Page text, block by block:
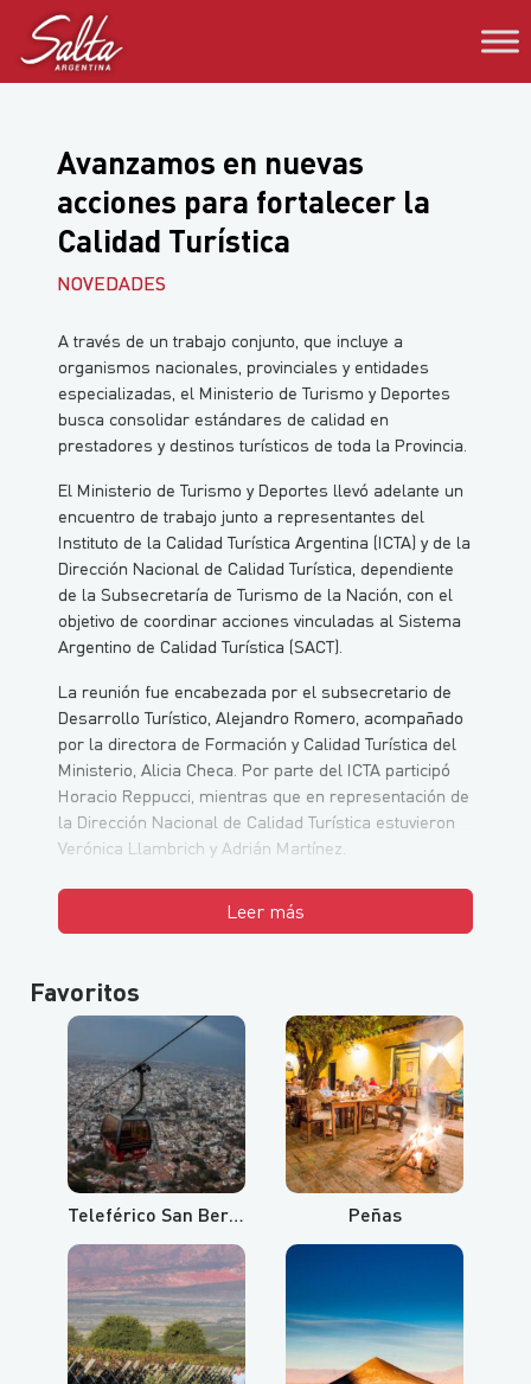
Saltar
contenido
Avanzamos en nuevas
acciones para fortalecer la
Calidad Turística
NOVEDADES
A través de un trabajo conjunto, que incluye a
organismos nacionales, provinciales y entidades
especializadas, el Ministerio de Turismo y Deportes
busca consolidar estándares de calidad en
prestadores y destinos turísticos de toda la Provincia.
El Ministerio de Turismo y Deportes llevó adelante un
encuentro de trabajo junto a representantes del
Instituto de la Calidad Turística Argentina (ICTA) y de la
Dirección Nacional de Calidad Turística, dependiente
de la Subsecretaría de Turismo de la Nación, con el
objetivo de coordinar acciones vinculadas al Sistema
Argentino de Calidad Turística (SACT).
La reunión fue encabezada por el subsecretario de
Desarrollo Turístico, Alejandro Romero, acompañado
por la directora de Formación y Calidad Turística del
Ministerio, Alicia Checa. Por parte del ICTA participó
Horacio Reppucci, mientras que en representación de
la Dirección Nacional de Calidad Turística estuvieron
Verónica Llambrich y Adrián Martínez.
Leer más
Favoritos
Teleférico San Bernardo y Cerro Aladelta Peñas